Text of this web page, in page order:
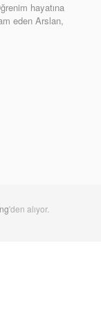
hayatına
eden Arslan,
'den alıyor.